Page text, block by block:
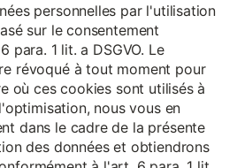
personnelles par l'utilisation
sur le consentement
para. 1 lit. a DSGVO. Le
révoqué à tout moment pour
où ces cookies sont utilisés à
nous vous en
dans le cadre de la présente
des données et obtiendrons